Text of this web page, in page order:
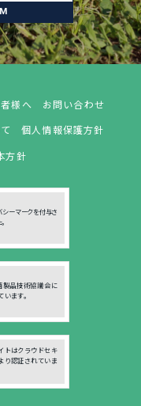
様へ
お問い合わせ
個人情報保護方針
方針
シーマークを付与さ
製品技術協議会に
います。
トはクラウドセキ
り認証されていま